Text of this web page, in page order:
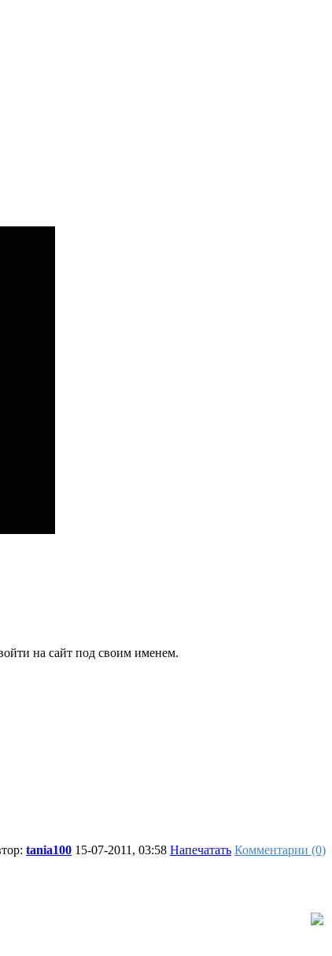
на сайт под своим именем.
tania100 15-07-2011, 03:58 Напечатать Комментарии (0)